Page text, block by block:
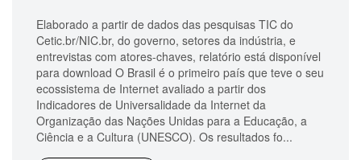
Elaborado a partir de dados das pesquisas TIC do
Cetic.br/NIC.br, do governo, setores da indústria, e
entrevistas com atores-chaves, relatório está disponível
para download O Brasil é o primeiro país que teve o seu
ecossistema de Internet avaliado a partir dos
Indicadores de Universalidade da Internet da
Organização das Nações Unidas para a Educação, a
Ciência e a Cultura (UNESCO). Os resultados fo...